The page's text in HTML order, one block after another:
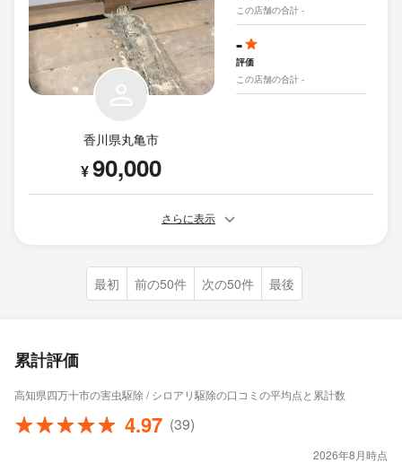
香川県丸亀市
¥90,000
この店舗の合計 -
-
評価
この店舗の合計 -
さらに表示
最初 前の50件 次の50件 最後
累計評価
高知県四万十市の害虫駆除 / シロアリ駆除の口コミの平均点と累計数
4.97 (39)
2026年8月時点